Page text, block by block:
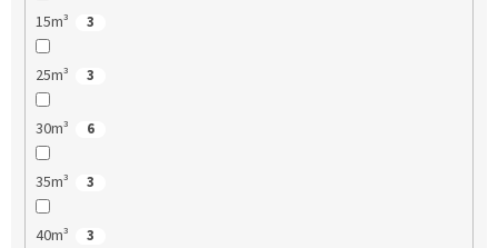
15m³ 3
25m³ 3
30m³ 6
35m³ 3
40m³ 3